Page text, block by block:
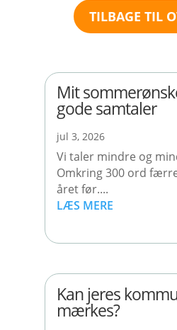
TILBAGE TIL
Mit
gode samtaler
jul 3, 2026
Vi taler mindre og
Omkring 300 ord
året før....
LÆS MERE
Kan jeres
mærkes?